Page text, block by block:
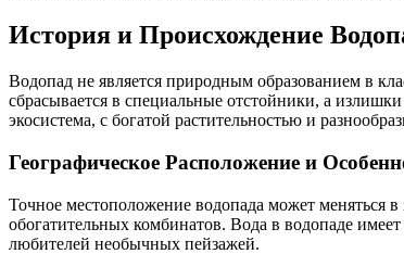
История и Происхождение
Водопад не является природным образованием в
сбрасывается в специальные отстойники, а
экосистема, с богатой растительностью и
Географическое Расположение и
Точное местоположение водопада может меняться
обогатительных комбинатов. Вода в водопаде
любителей необычных пейзажей.